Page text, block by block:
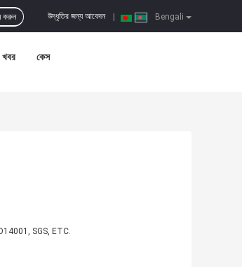
Bengali
উদ্ধৃতির জন্য আবেদন
করুন
খবর কেস
SGS, ETC.